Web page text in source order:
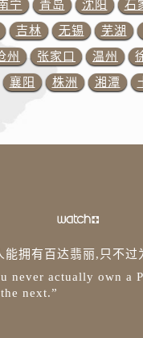
山西省太原市迎泽
天津市和平区赤峰道
安徽省安庆市迎江
安徽省蚌埠市蚌山
安徽省淮南市田家
安徽省黄山市屯溪区
安徽省马鞍山市雨山
宁 青岛 沈阳 石
吉林 无锡 芜湖
州 张家口 温州
襄阳
株洲 湘潭
能拥有百达翡丽,只不过
never actually own a
next.”